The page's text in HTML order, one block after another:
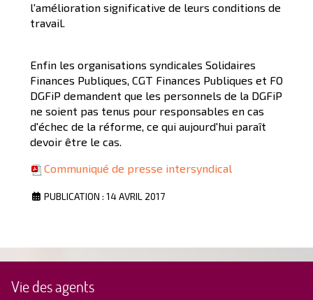
l'amélioration significative de leurs conditions de
travail.
Enfin les organisations syndicales Solidaires
Finances Publiques, CGT Finances Publiques et FO
DGFiP demandent que les personnels de la DGFiP
ne soient pas tenus pour responsables en cas
d'échec de la réforme, ce qui aujourd'hui paraît
devoir être le cas.
Communiqué de presse intersyndical
PUBLICATION : 14 AVRIL 2017
Vie des agents